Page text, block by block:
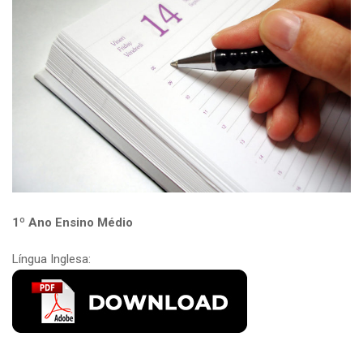
1º Ano Ensino Médio
Língua Inglesa: